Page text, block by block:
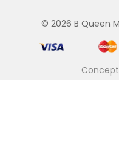
© 2026 B Queen